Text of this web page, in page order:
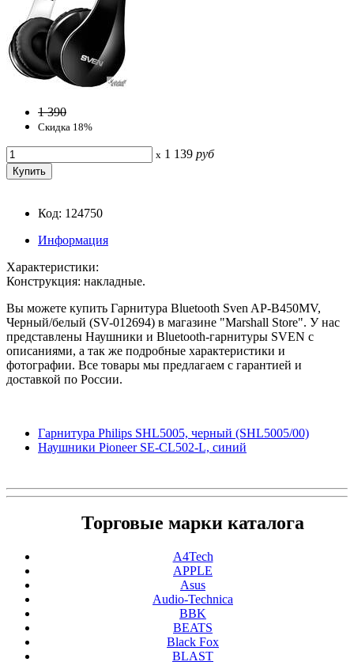
1 390
Скидка 18%
x 1 139 руб
Код: 124750
Информация
Характеристики:
Конструкция: накладные.
Вы можете купить Гарнитура Bluetooth Sven AP-B450MV,
Черный/белый (SV-012694) в магазине "Marshall Store". У нас
представлены Наушники и Bluetooth-гарнитуры SVEN с
описаниями, а так же подробные характеристики и
фотографии. Все товары мы предлагаем с гарантией и
доставкой по России.
Гарнитура Philips SHL5005, черный (SHL5005/00)
Наушники Pioneer SE-CL502-L, синий
Торговые марки каталога
A4Tech
APPLE
Asus
Audio-Technica
BBK
BEATS
Black Fox
BLAST